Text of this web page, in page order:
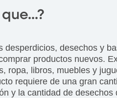
desperdicios, desechos y
productos nuevos.
ropa, libros, muebles y
requiere de una gran
y la cantidad de